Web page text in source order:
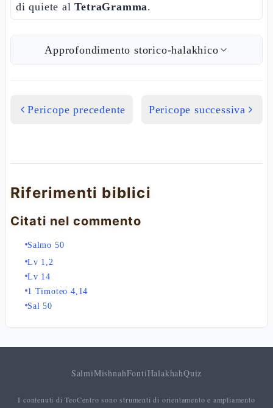
di quiete alTetraGramma.
Approfondimento storico-halakhico
Pericope precedente Pericope successiva
Riferimenti biblici
Citati nel commento
Salmo 50
Lv 1,2
Lv 14
1 Timoteo 4,14
Sal 50
SalmiMishnahFontiHalakhahQuiz
I contenuti di TeoCentro sono strumenti di orientamento e ampliamento